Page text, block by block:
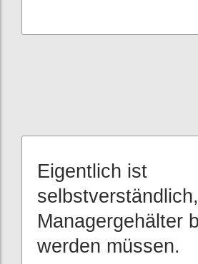
Eigentlich ist
Managergehälter
werden müssen.